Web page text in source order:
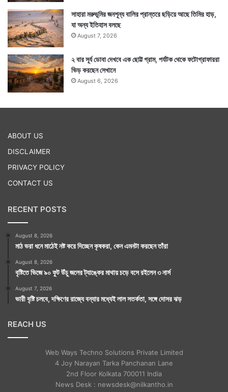
করলে ভাল ফল আশা করা যেতে পারে।
আজকের সময়সূচী :
মধ্যে।
মাহেন্দ্রযোগ : সকাল ৬টা ৪৫ মিনিটের মধ্যে। পুনরায় ১০টা ১৫
মিনিট থেকে ১২টা ৫২ মিনিটের মধ্যে।
বারবেলা : বিকেল ২টো ৪৯ মিনিট থেকে সূর্যাস্ত পর্যন্ত।
কালরাত্রি : রাত্রি ১১টা ৩৩ মিনিট থেকে ১২টা ৫৫ মিনিটের
মধ্যে।
সাহারা মরুভূমির জনশূন্য বালির প্রান্তরে ছড়িয়ে আছে তিমির হাড়,
যা অন্য ইতিহাস বলছে
August 7, 2026
২ বার সূর্য ডোবা দেখবে এক ছোট্ট গ্রাম, পর্যটক থেকে ফটোগ্রাফাররা
ভিড় করছেন সেখানে
August 6, 2026
ABOUT US
DISCLAIMER
PRIVACY POLICY
CONTACT US
RECENT POSTS
August 8, 2026
মাঠ ভরা ধনে মাঠেই নষ্ট করে দিচ্ছেন কৃষকরা, কেন এমনটা করছেন তাঁরা
August 8, 2026
বৃষ্টিতে ভিজে ৯০ ফুট উঁচু জলের ট্যাঙ্কের মাথায় চড়ে বসে রইলেন ৩ নার্স
August 7, 2026
ভারী বৃষ্টি চলবে, দক্ষিণের রাজ্যে বন্যার মধ্যেই লাল সতর্কতা, সঙ্গে দোসর ঝড়
REACH US
Web Ways Techno Solutions Private Limited
4 Joy Narayan Tarka Panchanan Lane
2nd Floor Kolkata 700011 India
News Desk : newsdesk@nilkantho.in